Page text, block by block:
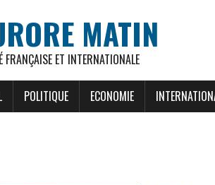
MATIN
FRANÇAISE ET INTERNATIONALE
POLITIQUE ECONOMIE